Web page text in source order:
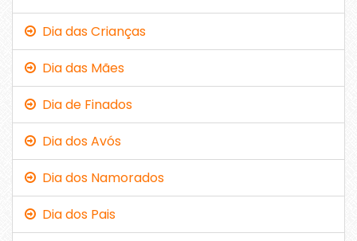
Dia das Crianças
Dia das Mães
Dia de Finados
Dia dos Avós
Dia dos Namorados
Dia dos Pais